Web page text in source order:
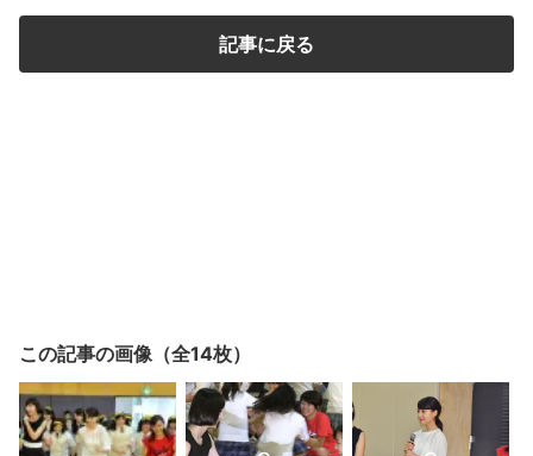
記事に戻る
この記事の画像（全14枚）